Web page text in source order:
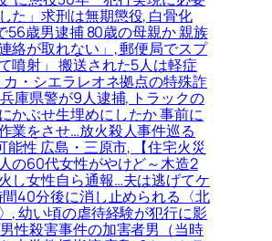
た」求刑は無期懲役, 白骨化
56歳男逮捕 80歳の母親か 親族
絡が取れない」, 郵便局でスプ
噴射」 搬送された5人は軽症
カ・シエラレオネ拠点の特殊詐
庫県警が9人逮捕, トラックの
かぶせ生埋めにしたか 事前に
業をさせ…放火殺人事件巡る
能性 広島・三原市, 【住宅火災
の60代女性がやけど～木造2
し女性自ら通報…夫は逃げてケ
40分後に消し止められる〈北
, 幼い頃の虐待経験が犯行に影
性殺害事件の加害者男（当時